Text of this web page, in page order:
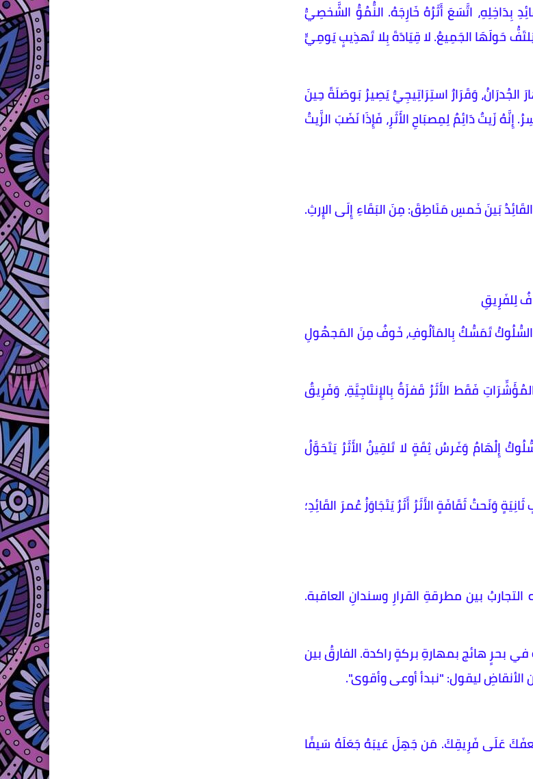
بِدَاخِلِهِ، اتَّسَعَ أَثَرُهُ خَارِجَهُ. النُّمُوُّ الشَّخصِيُّ
حَولَهَا الجَمِيعُ. لا قِيَادَةَ بِلا تَهذِيبٍ يَومِيٍّ
الجُدرَانُ، وَقَرَارٌ استِرَاتِيجِيٌّ يَصِيرُ بَوصَلَةً حِينَ
زَيتٌ دَائِمٌ لِمِصبَاحِ الأَثَرِ، فَإِذَا نَضَبَ الزَّيتُ
بَينَ خَمسِ مَنَاطِقَ: مِنَ البَقَاءِ إِلَى الإِرثِ.
لِلفَرِيقِ
السُّلُوكُ تَمَسُّكٌ بِالمَألُوفِ، خَوفٌ مِنَ المَجهُولِ
فَقَط الأَثَرُ قَفزَةٌ بِالإِنتَاجِيَّةِ، وَفَرِيقٌ
إِلْهَامٌ وَغَرسُ ثِقَةٍ لا تَلقِينٌ الأَثَرُ يَتَحَوَّلُ
وَنَحتُ ثَقَافَةٍ الأَثَرُ أَثَرٌ يَتَجَاوَزُ عُمرَ القَائِدِ؛
بين مطرقةِ القرارِ وسندانِ العاقبة.
بحرٍ هائج بمهارةِ بركةٍ راكدة. الفارقُ بين
ليقول: "نبدأ أوعى وأقوى".
ضَعفَكَ عَلَى فَرِيقِكَ. مَن جَهِلَ عَيبَهُ جَعَلَهُ سَيفًا